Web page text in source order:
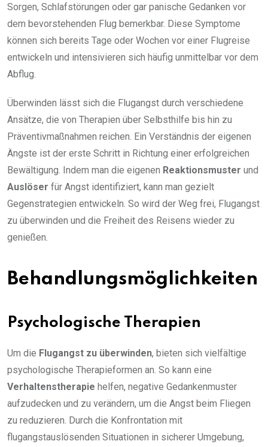
Sorgen, Schlafstörungen oder gar panische Gedanken vor
dem bevorstehenden Flug bemerkbar. Diese Symptome
können sich bereits Tage oder Wochen vor einer Flugreise
entwickeln und intensivieren sich häufig unmittelbar vor dem
Abflug.
Überwinden lässt sich die Flugangst durch verschiedene
Ansätze, die von Therapien über Selbsthilfe bis hin zu
Präventivmaßnahmen reichen. Ein Verständnis der eigenen
Ängste ist der erste Schritt in Richtung einer erfolgreichen
Bewältigung. Indem man die eigenen Reaktionsmuster und
Auslöser für Angst identifiziert, kann man gezielt
Gegenstrategien entwickeln. So wird der Weg frei, Flugangst
zu überwinden und die Freiheit des Reisens wieder zu
genießen.
Behandlungsmöglichkeiten
Psychologische Therapien
Um die Flugangst zu überwinden, bieten sich vielfältige
psychologische Therapieformen an. So kann eine
Verhaltenstherapie helfen, negative Gedankenmuster
aufzudecken und zu verändern, um die Angst beim Fliegen
zu reduzieren. Durch die Konfrontation mit
flugangstauslösenden Situationen in sicherer Umgebung,